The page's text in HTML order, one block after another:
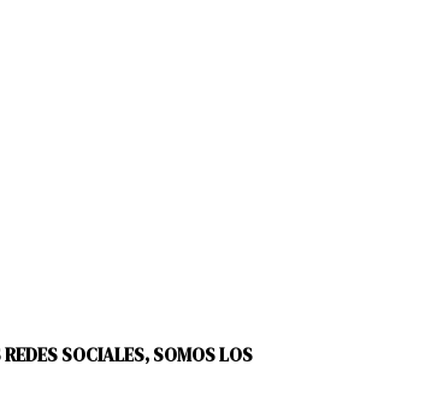
SOCIALES, SOMOS LOS